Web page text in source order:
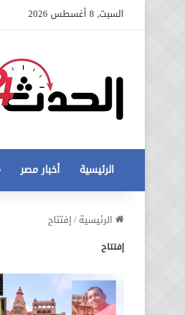
السبت, 8 أغسطس 2026
الرئيسية أخبار مصر
الرئيسية/إفتتاح
إفتتاح
أزمة
البناء